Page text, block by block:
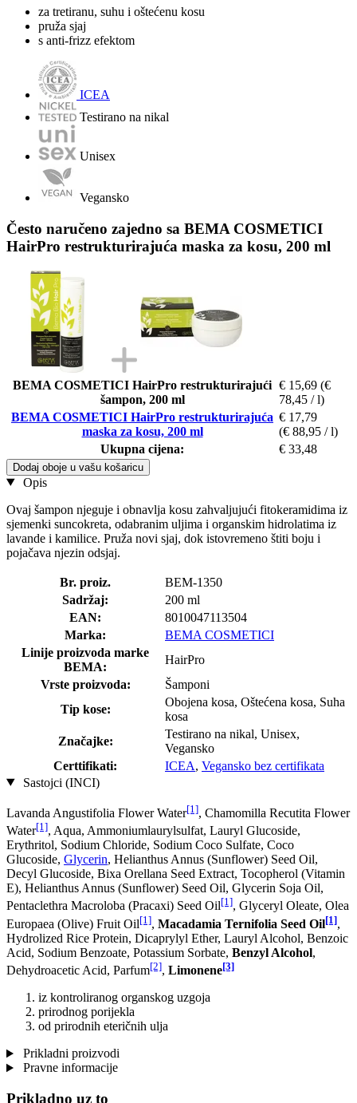
za tretiranu, suhu i oštećenu kosu
pruža sjaj
s anti-frizz efektom
ICEA
Testirano na nikal
Unisex
Vegansko
Često naručeno zajedno sa BEMA COSMETICI
HairPro restrukturirajuća maska za kosu, 200 ml
BEMA COSMETICI HairPro restrukturirajući
šampon, 200 ml
€ 15,69 (€
78,45 / l)
BEMA COSMETICI HairPro restrukturirajuća
maska za kosu, 200 ml
€ 17,79
(€ 88,95 / l)
Ukupna cijena:
€ 33,48
Dodaj oboje u vašu košaricu
Opis
Ovaj šampon njeguje i obnavlja kosu zahvaljujući fitokeramidima iz
sjemenki suncokreta, odabranim uljima i organskim hidrolatima iz
lavande i kamilice. Pruža novi sjaj, dok istovremeno štiti boju i
pojačava njezin odsjaj.
Br. proiz.
BEM-1350
Sadržaj:
200 ml
EAN:
8010047113504
Marka:
BEMA COSMETICI
Linije proizvoda marke
BEMA:
HairPro
Vrste proizvoda:
Šamponi
Tip kose:
Obojena kosa, Oštećena kosa, Suha
kosa
Značajke:
Testirano na nikal, Unisex,
Vegansko
Certtifikati:
ICEA, Vegansko bez certifikata
Sastojci (INCI)
Lavanda Angustifolia Flower Water[1], Chamomilla Recutita Flower
Water[1], Aqua, Ammoniumlaurylsulfat, Lauryl Glucoside,
Erythritol, Sodium Chloride, Sodium Coco­ Sulfate, Coco
Glucoside, Glycerin, Helianthus Annus (Sunflower) Seed Oil,
Decyl Glucoside, Bixa Orellana Seed Extract, Tocopherol (Vitamin
E), Helianthus Annus (Sunflower) Seed Oil, Glycerin Soja Oil,
Pentaclethra Macroloba (Pracaxi) Seed Oil[1], Glyceryl Oleate, Olea
Europaea (Olive) Fruit Oil[1], Macadamia Ternifolia Seed Oil[1],
Hydrolized Rice Protein, Dicaprylyl Ether, Lauryl Alcohol, Benzoic
Acid, Sodium Benzoate, Potassium Sorbate, Benzyl Alcohol,
Dehydroacetic Acid, Parfum[2], Limonene[3]
iz kontroliranog organskog uzgoja
prirodnog porijekla
od prirodnih eteričnih ulja
Prikladni proizvodi
Pravne informacije
Prikladno uz to